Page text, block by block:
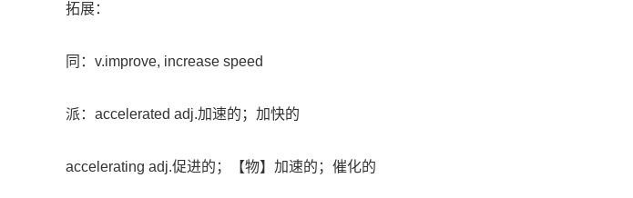
拓展：
同：v.improve, increase speed
派：accelerated adj.加速的；加快的
accelerating adj.促进的；【物】加速的；催化的